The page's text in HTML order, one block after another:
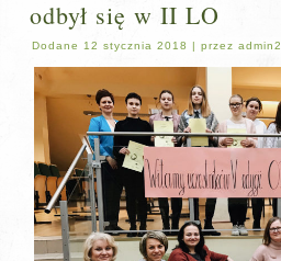
odbył się w II LO
Dodane 12 stycznia 2018 |przez admin2